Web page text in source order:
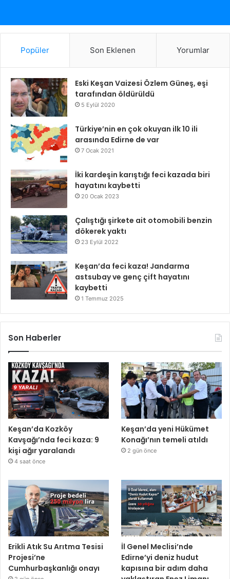
Popüler Son Eklenen Yorumlar
Eski Keşan Vaizesi Özlem Güneş, eşi
tarafından öldürüldü
5 Eylül 2020
Türkiye’nin en çok okuyan ilk 10 ili
arasında Edirne de var
7 Ocak 2021
İki kardeşin karıştığı feci kazada biri
hayatını kaybetti
20 Ocak 2023
Çalıştığı şirkete ait otomobili benzin
dökerek yaktı
23 Eylül 2022
Keşan’da feci kaza! Jandarma
astsubay ve genç çift hayatını
kaybetti
1 Temmuz 2025
Son Haberler
Keşan’da Kozköy
Kavşağı’nda feci kaza: 9
kişi ağır yaralandı
4 saat önce
Keşan’da yeni Hükümet
Konağı’nın temeli atıldı
2 gün önce
Erikli Atık Su Arıtma Tesisi
Projesi’ne
Cumhurbaşkanlığı onayı
İl Genel Meclisi’nde
Edirne’yi deniz hudut
kapısına bir adım daha